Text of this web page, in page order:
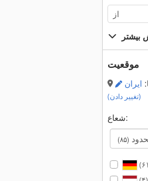
بیشتر
موقعیت
ایران
(تغییر دادن)
شعاع:
(۸۵)
Kasto Diagonal